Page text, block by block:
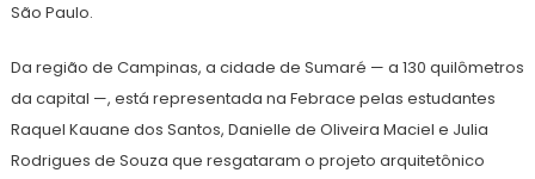
São Paulo.
Da região de Campinas, a cidade de Sumaré — a 130 quilômetros
da capital —, está representada na Febrace pelas estudantes
Raquel Kauane dos Santos, Danielle de Oliveira Maciel e Julia
Rodrigues de Souza que resgataram o projeto arquitetônico